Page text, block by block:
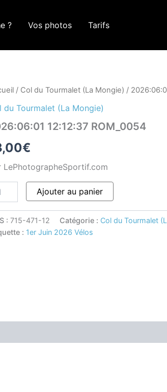
? Vos photos Tarifs
/ Col du Tourmalet (La Mongie) /
du Tourmalet (La Mongie)
12:12:37 ROM_0054
€
LePhotographeSportif.com
Ajouter au panier
: 715-471-12 Catégorie : Col du Tourmalet
: 1er Juin 2026 Vélos